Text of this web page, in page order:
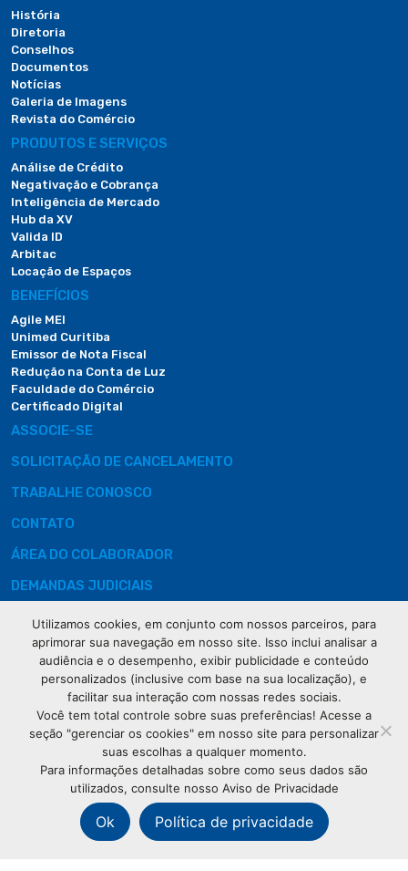
História
Diretoria
Conselhos
Documentos
Notícias
Galeria de Imagens
Revista do Comércio
PRODUTOS E SERVIÇOS
Análise de Crédito
Negativação e Cobrança
Inteligência de Mercado
Hub da XV
Valida ID
Arbitac
Locação de Espaços
BENEFÍCIOS
Agile MEI
Unimed Curitiba
Emissor de Nota Fiscal
Redução na Conta de Luz
Faculdade do Comércio
Certificado Digital
ASSOCIE-SE
SOLICITAÇÃO DE CANCELAMENTO
TRABALHE CONOSCO
CONTATO
ÁREA DO COLABORADOR
DEMANDAS JUDICIAIS
Rua XV de
Novembro, 621
Curitiba
CEP: 80020-310
(41) 3320-
2929
Utilizamos cookies, em conjunto com nossos parceiros, para
aprimorar sua navegação em nosso site. Isso inclui analisar a
audiência e o desempenho, exibir publicidade e conteúdo
personalizados (inclusive com base na sua localização), e
facilitar sua interação com nossas redes sociais.
Você tem total controle sobre suas preferências! Acesse a
seção "gerenciar os cookies" em nosso site para personalizar
suas escolhas a qualquer momento.
Para informações detalhadas sobre como seus dados são
utilizados, consulte nosso Aviso de Privacidade
Ok Política de privacidade